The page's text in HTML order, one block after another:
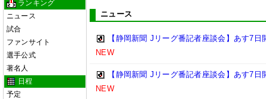
ランキング
ニュース
試合
ファンサイト
選手公式
著名人
日程
予定
ニュース
【静岡新聞 Jリーグ番記者座談会】あす7
NEW
【静岡新聞 Jリーグ番記者座談会】あす7
NEW